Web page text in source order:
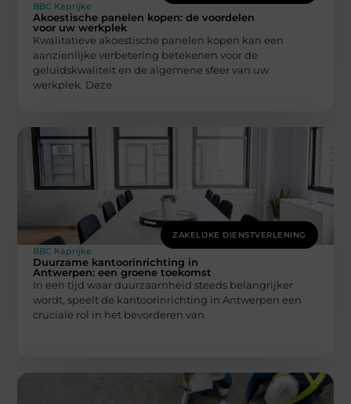
BBC Kaprijke
Akoestische panelen kopen: de voordelen
voor uw werkplek
Kwalitatieve akoestische panelen kopen kan een
aanzienlijke verbetering betekenen voor de
geluidskwaliteit en de algemene sfeer van uw
werkplek. Deze
ZAKELIJKE DIENSTVERLENING
BBC Kaprijke
Duurzame kantoorinrichting in
Antwerpen: een groene toekomst
In een tijd waar duurzaamheid steeds belangrijker
wordt, speelt de kantoorinrichting in Antwerpen een
cruciale rol in het bevorderen van